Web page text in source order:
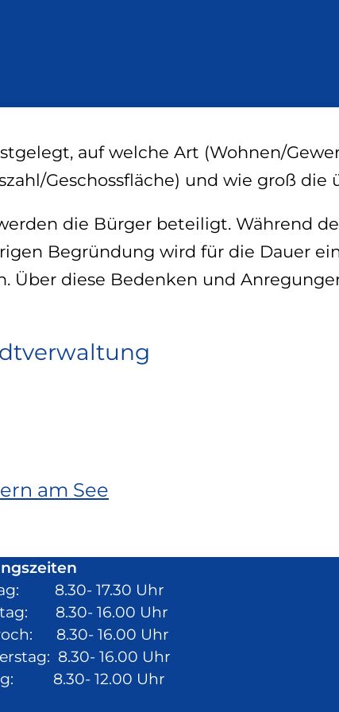
auf welche Art (Wohnen/
Geschossfläche) und wie groß die
die Bürger beteiligt. Während
Begründung wird für die Dauer
Über diese Bedenken und
am See
öffnet
in
neuem
Fenster)
8.30- 17.30 Uhr
8.30- 16.00 Uhr
8.30- 16.00 Uhr
8.30- 16.00 Uhr
8.30- 12.00 Uhr